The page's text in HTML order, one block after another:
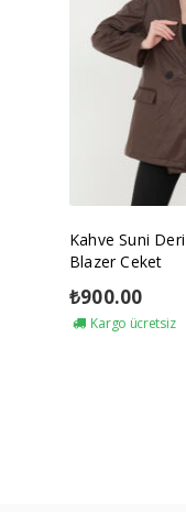
Kahve Suni
Blazer Ceket
₺900.00
Kargo ücretsiz